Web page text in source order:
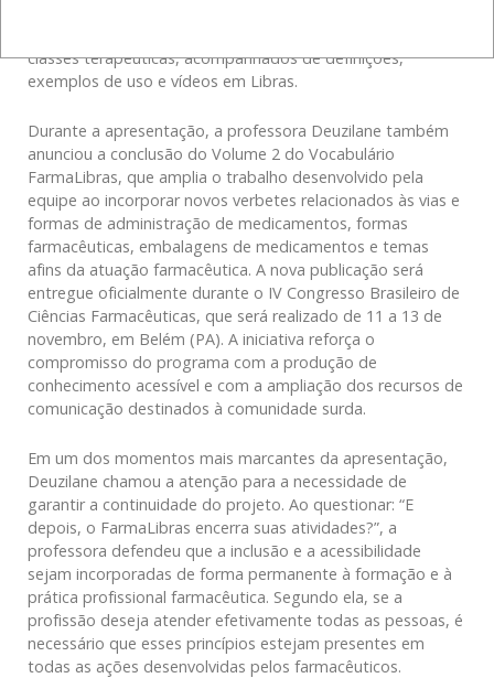
classes terapêuticas, acompanhados de definições,
exemplos de uso e vídeos em Libras.
Durante a apresentação, a professora Deuzilane também
anunciou a conclusão do Volume 2 do Vocabulário
FarmaLibras, que amplia o trabalho desenvolvido pela
equipe ao incorporar novos verbetes relacionados às vias e
formas de administração de medicamentos, formas
farmacêuticas, embalagens de medicamentos e temas
afins da atuação farmacêutica. A nova publicação será
entregue oficialmente durante o IV Congresso Brasileiro de
Ciências Farmacêuticas, que será realizado de 11 a 13 de
novembro, em Belém (PA). A iniciativa reforça o
compromisso do programa com a produção de
conhecimento acessível e com a ampliação dos recursos de
comunicação destinados à comunidade surda.
Em um dos momentos mais marcantes da apresentação,
Deuzilane chamou a atenção para a necessidade de
garantir a continuidade do projeto. Ao questionar: “E
depois, o FarmaLibras encerra suas atividades?”, a
professora defendeu que a inclusão e a acessibilidade
sejam incorporadas de forma permanente à formação e à
prática profissional farmacêutica. Segundo ela, se a
profissão deseja atender efetivamente todas as pessoas, é
necessário que esses princípios estejam presentes em
todas as ações desenvolvidas pelos farmacêuticos.